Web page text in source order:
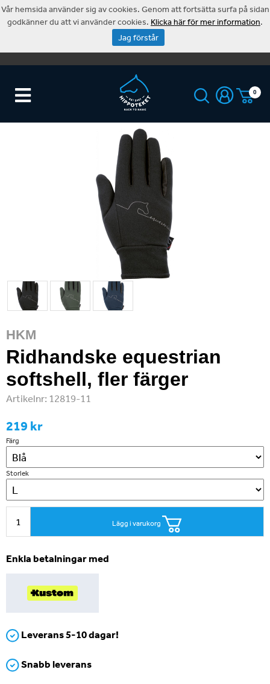
0
HKM
Ridhandske equestrian
softshell, fler färger
Artikelnr: 12819-11
219 kr
Färg
Storlek
Lägg i varukorg
Enkla betalningar med
Leverans 5-10 dagar!
Snabb leverans
Vår hemsida använder sig av cookies. Genom att fortsätta surfa på sidan
godkänner du att vi använder cookies. Klicka här för mer information.
Jag förstår